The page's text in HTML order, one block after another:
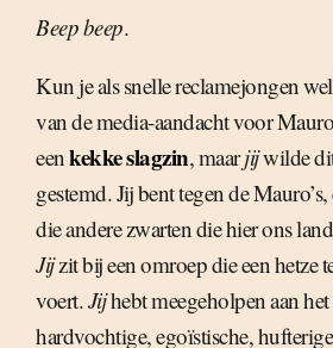
Beep beep.
Kun je als snelle reclamejongen
van de media-aandacht voor
een kekke slagzin, maarjijwilde
gestemd. Jij bent tegen de
die andere zwarten die hier ons
Jijzit bij een omroep die een hetze
voert.Jijhebt meegeholpen aan
hardvochtige, egoïstische,